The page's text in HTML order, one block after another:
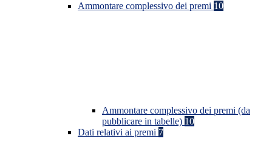
Ammontare complessivo dei premi 10
Ammontare complessivo dei premi (da
pubblicare in tabelle) 10
Dati relativi ai premi 7